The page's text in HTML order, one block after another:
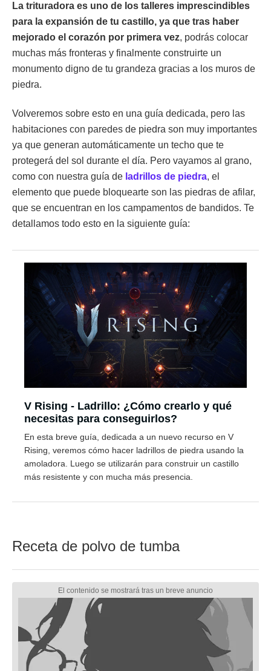
La trituradora es uno de los talleres imprescindibles
para la expansión de tu castillo, ya que tras haber
mejorado el corazón por primera vez, podrás colocar
muchas más fronteras y finalmente construirte un
monumento digno de tu grandeza gracias a los muros de
piedra.
Volveremos sobre esto en una guía dedicada, pero las
habitaciones con paredes de piedra son muy importantes
ya que generan automáticamente un techo que te
protegerá del sol durante el día. Pero vayamos al grano,
como con nuestra guía de ladrillos de piedra, el
elemento que puede bloquearte son las piedras de afilar,
que se encuentran en los campamentos de bandidos. Te
detallamos todo esto en la siguiente guía:
V Rising - Ladrillo: ¿Cómo crearlo y qué
necesitas para conseguirlos?
En esta breve guía, dedicada a un nuevo recurso en V
Rising, veremos cómo hacer ladrillos de piedra usando la
amoladora. Luego se utilizarán para construir un castillo
más resistente y con mucha más presencia.
Receta de polvo de tumba